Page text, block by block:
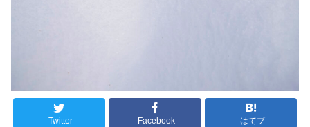
Twitter Facebook はてブ